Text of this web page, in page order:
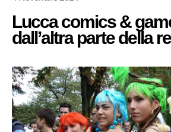
Lucca comics &
dall’altra parte della